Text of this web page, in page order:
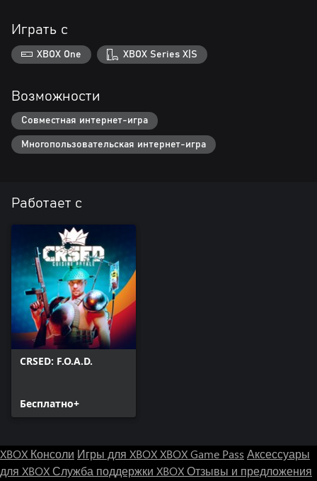
Золотые Короны - это внутриигровая валюта, которую можно
потратить:
• Боевой пропуск, что даст вам возможность выполнять
игры;
• Обмен на Милость богов - основную валюту, которую
Играть с
XBOX One XBOX Series X|S
Возможности
Совместная интернет-игра
Многопользовательская интернет-игра
Работает с
CRSED: F.O.A.D.
Бесплатно+
XBOX Консоли Игры для XBOXXBOX Game Pass Аксессуары
для XBOXСлужба поддержки XBOXОтзывы и предложения